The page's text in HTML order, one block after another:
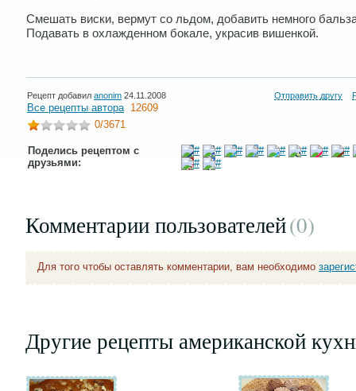
Смешать виски, вермут со льдом, добавить немного
Подавать в охлажденном бокале, украсив вишенкой.
Рецепт добавил anonim 24.11.2008 Отправить другу
Все рецепты автора 12609
0/3671
Поделись рецептом с
друзьями:
Комментарии пользователей(0)
Для того чтобы оставлять комментарии, вам необходимо
Другие рецепты американской